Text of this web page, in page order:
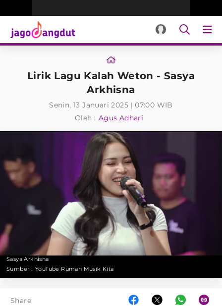
Lirik Lagu Kalah Weton - Sasya
Arkhisna
Senin, 13 Januari 2025 | 07:00 WIB
Oleh : Agus Adhari
Sasya Arkhisna
Sumber : YouTube Rumah Musik Kita
Share